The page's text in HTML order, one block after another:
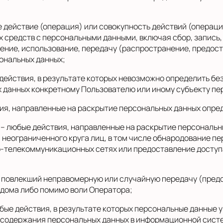
(операция) или совокупность действий
средств с персональными данными, включая сбор,
использование, передачу (распространение,
данных;
в результате которых невозможно определить
конкретному Пользователю или иному субъекту
направленные на раскрытие персональных данных
любые действия, направленные на раскрытие
круга лиц, в том числе обнародование
сетях или предоставление
неправомерную или случайную передачу
либо помимо воли Оператора;
действия, в результате которых персональные данные
персональных данных в информационной